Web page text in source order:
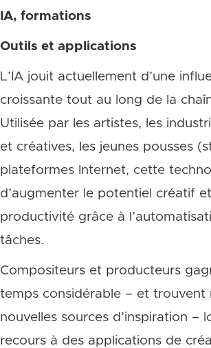
IA, formations
Outils et applications
L’IA jouit actuellement d’une
croissante tout au long de la
Utilisée par les artistes, les
et créatives, les jeunes pousses
plateformes Internet, cette
d’augmenter le potentiel créatif
productivité grâce à
tâches.
Compositeurs et producteurs
temps considérable – et trouvent
nouvelles sources d’inspiration –
recours à des applications de